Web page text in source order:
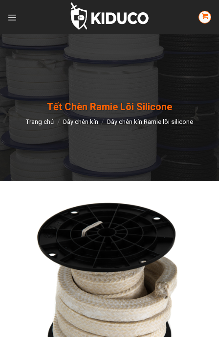
Tết Chèn Ramie Lõi Silicone
Trang chủ / Dây chèn kín / Dây chèn kín Ramie lõi silicone